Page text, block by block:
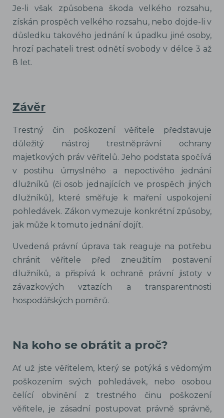
Je-li však způsobena škoda velkého rozsahu,
získán prospěch velkého rozsahu, nebo dojde-li v
důsledku takového jednání k úpadku jiné osoby,
hrozí pachateli trest odnětí svobody v délce 3 až
8 let.
Závěr
Trestný čin poškození věřitele představuje
důležitý nástroj trestněprávní ochrany
majetkových práv věřitelů. Jeho podstata spočívá
v postihu úmyslného a nepoctivého jednání
dlužníků (či osob jednajících ve prospěch jiných
dlužníků), které směřuje k maření uspokojení
pohledávek. Zákon vymezuje konkrétní způsoby,
jak může k tomuto jednání dojít.
Uvedená právní úprava tak reaguje na potřebu
chránit věřitele před zneužitím postavení
dlužníků, a přispívá k ochraně právní jistoty v
závazkových vztazích a transparentnosti
hospodářských poměrů.
Na koho se obrátit a proč?
Ať už jste věřitelem, který se potýká s vědomým
poškozením svých pohledávek, nebo osobou
čelící obvinění z trestného činu poškození
věřitele, je zásadní postupovat právně správně,